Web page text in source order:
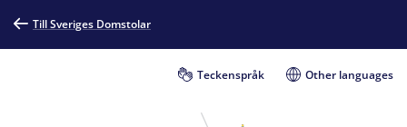
Till Sveriges Domstolar
Teckenspråk Other languages